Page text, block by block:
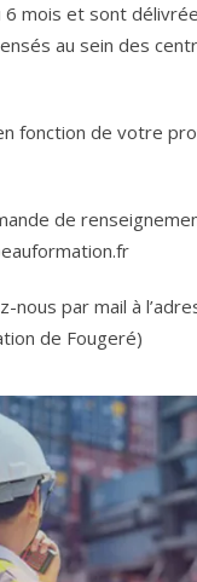
mois et sont
au sein des
fonction de votre
de
par mail à
de Fougeré)